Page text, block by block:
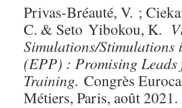
Privas-Bréauté, V. ;
C. & Seto Yibokou, K.
Simulations/Stimulations
(EPP) : Promising
Training. Congrès
Métiers, Paris, août 2021.